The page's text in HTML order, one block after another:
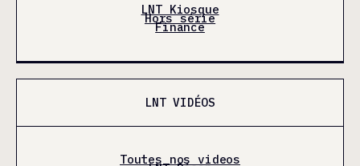
LNT Kiosque
Hors série
Finance
LNT VIDÉOS
Toutes nos videos